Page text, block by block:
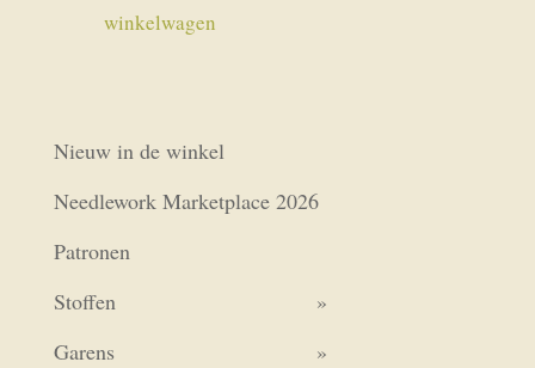
winkelwagen
Nieuw in de winkel
Needlework Marketplace 2026
Patronen
Stoffen
Garens